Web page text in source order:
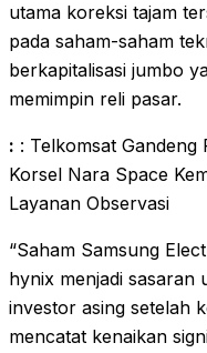
utama koreksi tajam
pada saham-saham
berkapitalisasi jumbo
memimpin reli pasar.
: : Telkomsat Gandeng
Korsel Nara Space
Layanan Observasi
“Saham Samsung
hynix menjadi sasaran
investor asing setelah
mencatat kenaikan